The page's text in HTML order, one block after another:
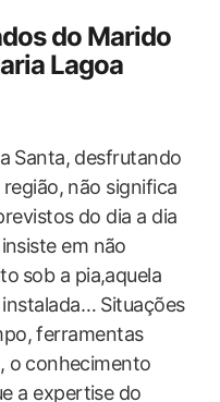
do Marido‍
Lagoa
⁢Santa, desfrutando
não significa
do dia a dia
em​ não
⁢sob a pia,aquela⁤
Situações
ferramentas
o ⁤conhecimento
a expertise do